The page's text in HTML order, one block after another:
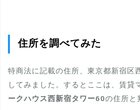
住所を調べてみた
特商法に記載の住所、東京都新宿区
してみました。するとここは、賃貸
ークハウス西新宿タワー60の住所と